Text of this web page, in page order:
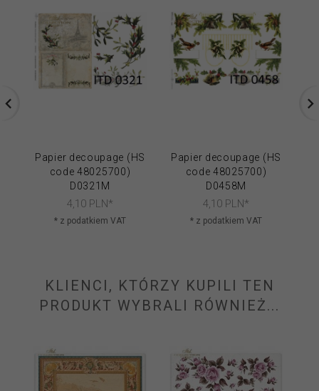
Papier decoupage (HS
code 48025700)
D0321M
4,10 PLN*
* z podatkiem VAT
Papier decoupage (HS
code 48025700)
D0458M
4,10 PLN*
* z podatkiem VAT
KLIENCI, KTÓRZY KUPILI TEN
PRODUKT WYBRALI RÓWNIEŻ...